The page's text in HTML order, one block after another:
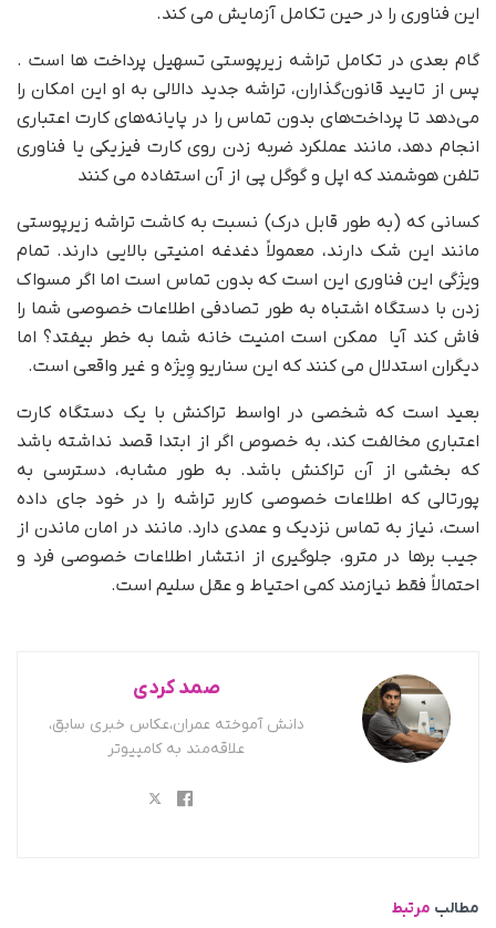
این فناوری را در حین تکامل آزمایش می کند.
گام بعدی در تکامل تراشه زیرپوستی تسهیل پرداخت ها است .
پس از تایید قانون‌گذاران، تراشه جدید دالالی به او این امکان را
می‌دهد تا پرداخت‌های بدون تماس را در پایانه‌های کارت اعتباری
انجام دهد، مانند عملکرد ضربه زدن روی کارت فیزیکی یا فناوری
تلفن هوشمند که اپل و گوگل پی از آن استفاده می کنند
کسانی که (به طور قابل درک) نسبت به کاشت تراشه زیرپوستی
مانند این شک دارند، معمولاً دغدغه امنیتی بالایی دارند. تمام
ویژگی این فناوری این است که بدون تماس است اما اگر مسواک
زدن با دستگاه اشتباه به طور تصادفی اطلاعات خصوصی شما را
فاش کند آیا ممکن است امنیت خانه شما به خطر بیفتد؟ اما
دیگران استدلال می کنند که این سناریو وِیژه و غیر واقعی است.
بعید است که شخصی در اواسط تراکنش با یک دستگاه کارت
اعتباری مخالفت کند، به خصوص اگر از ابتدا قصد نداشته باشد
که بخشی از آن تراکنش باشد. به طور مشابه، دسترسی به
پورتالی که اطلاعات خصوصی کاربر تراشه را در خود جای داده
است، نیاز به تماس نزدیک و عمدی دارد. مانند در امان ماندن از
جیب برها در مترو، جلوگیری از انتشار اطلاعات خصوصی فرد و
احتمالاً فقط نیازمند کمی احتیاط و عقل سلیم است.
صمد کردی
دانش آموخته عمران،عکاس خبری سابق،
علاقه‌مند به کامپیوتر
مطالبمرتبط